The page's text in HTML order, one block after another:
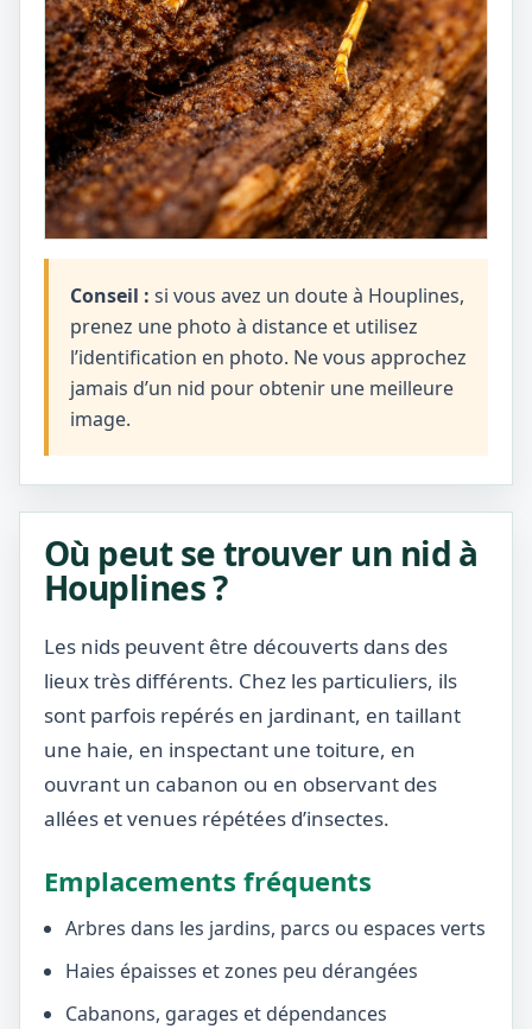
Conseil : si vous avez un doute à Houplines,
prenez une photo à distance et utilisez
l’identification en photo. Ne vous approchez
jamais d’un nid pour obtenir une meilleure
image.
Où peut se trouver un nid à
Houplines ?
Les nids peuvent être découverts dans des
lieux très différents. Chez les particuliers, ils
sont parfois repérés en jardinant, en taillant
une haie, en inspectant une toiture, en
ouvrant un cabanon ou en observant des
allées et venues répétées d’insectes.
Emplacements fréquents
Arbres dans les jardins, parcs ou espaces verts
Haies épaisses et zones peu dérangées
Cabanons, garages et dépendances